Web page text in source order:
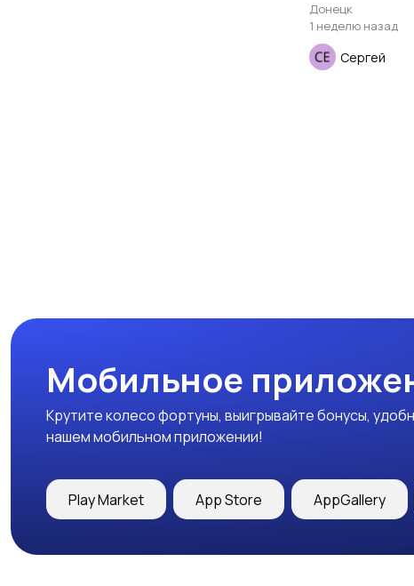
Донецк
1 неделю назад
Сергей
Мобильное
Крутите колесо фортуны, выигрывайте бонусы,
нашем мобильном приложении!
Play Market App Store AppGallery